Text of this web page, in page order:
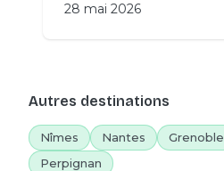
28 mai 2026
Autres destinations
Nîmes Nantes Grenoble
Perpignan